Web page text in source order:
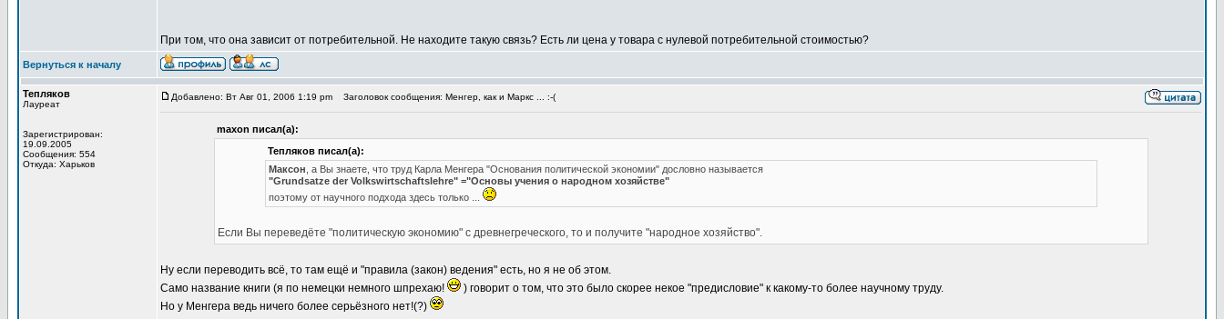
При том, что она зависит от потребительной. Не находите такую связь? Есть ли цена у товара с нулевой потребительной стоимостью?
Вернуться к началу
Тепляков
Лауреат
Зарегистрирован:
19.09.2005
Сообщения: 554
Откуда: Харьков
Добавлено: Вт Авг 01, 2006 1:19 pm Заголовок сообщения: Менгер, как и Маркс ... :-(
maxon писал(а):
Тепляков писал(а):
Максон , а Вы знаете, что труд Карла Менгера "Основания политической экономии" дословно называется
"Grundsatze der Volkswirtschaftslehre" ="Основы учения о народном хозяйстве"
поэтому от научного подхода здесь только ...
Если Вы переведёте "политическую экономию" с древнегреческого, то и получите "народное хозяйство".
Ну если переводить всё, то там ещё и "правила (закон) ведения" есть, но я не об этом.
Само название книги (я по немецки немного шпрехаю!
) говорит о том, что это было скорее некое "предисловие" к какому-то более научному труду.
Но у Менгера ведь ничего более серьёзного нет!(?)